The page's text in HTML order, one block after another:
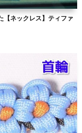
【ネックレス】ティファ